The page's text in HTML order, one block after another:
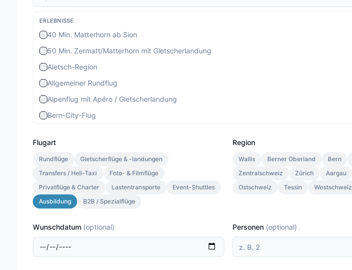
ERLEBNISSE
40 Min. Matterhorn ab Sion
50 Min. Zermatt/Matterhorn mit Gletscherlandung
Aletsch-Region
Allgemeiner Rundflug
Alpenflug mit Apéro / Gletscherlandung
Bern-City-Flug
Berner-Altstadt-Flug
Bernina-Gletscherflug
Eiger-Mönch-Jungfrau
Gourmet Standard
Lauterbrunnen 13 Min.
Flugart
Rundflüge
Gletscherflüge & -landungen
Transfers / Heli-Taxi
Foto- & Filmflüge
Privatflüge & Charter
Lastentransporte
Event-Shuttles
Ausbildung
B2B / Spezialflüge
Region
Wallis Berner Oberland Bern
Zentralschweiz
Zürich Aargau
Ostschweiz
Tessin Westschweiz
Wunschdatum (optional) Personen (optional)